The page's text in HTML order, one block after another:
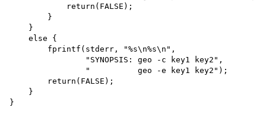
            return(FALSE);
        }
    }
    else {
        fprintf(stderr, "%s\n%s\n",
                "SYNOPSIS: geo -c key1 key2",
                "          geo -e key1 key2");
        return(FALSE);
    }
}